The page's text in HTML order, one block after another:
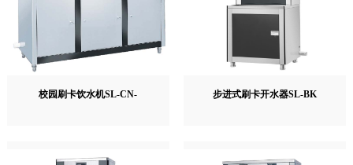
校园刷卡饮水机SL-CN- 步进式刷卡开水器SL-BK